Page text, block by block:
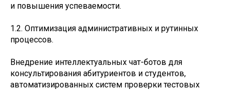
и повышения успеваемости.
1.2. Оптимизация административных и рутинных
процессов.
Внедрение интеллектуальных чат-ботов для
консультирования абитуриентов и студентов,
автоматизированных систем проверки тестовых